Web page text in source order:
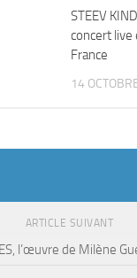
STEEV
concert live
France
14
ARTICLE SUIVANT
l’œuvre de Milène